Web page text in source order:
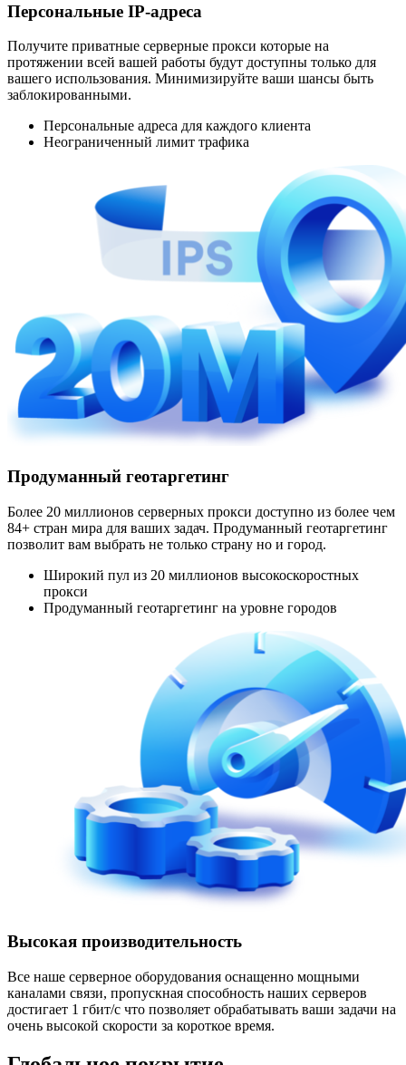
Персональные IP-адреса
Получите приватные серверные прокси которые на
протяжении всей вашей работы будут доступны только для
вашего использования. Минимизируйте ваши шансы быть
заблокированными.
Персональные адреса для каждого клиента
Неограниченный лимит трафика
Продуманный геотаргетинг
Более 20 миллионов серверных прокси доступно из более чем
84+ стран мира для ваших задач. Продуманный геотаргетинг
позволит вам выбрать не только страну но и город.
Широкий пул из 20 миллионов высокоскоростных
прокси
Продуманный геотаргетинг на уровне городов
Высокая производительность
Все наше серверное оборудования оснащенно мощными
каналами связи, пропускная способность наших серверов
достигает 1 гбит/с что позволяет обрабатывать ваши задачи на
очень высокой скорости за короткое время.